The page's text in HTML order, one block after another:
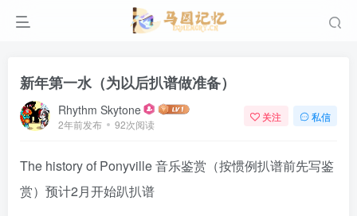
新年第一水（为以后扒谱做准备）
Rhythm Skytone
2年前发布 92次阅读
关注 私信
The history of Ponyville 音乐鉴赏（按惯例扒谱前先写鉴
赏）预计2月开始趴扒谱